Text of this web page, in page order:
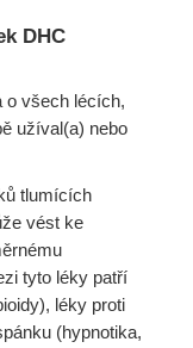
DHC
o všech lécích,
užíval(a) nebo
tlumících
vést ke
tyto léky patří
léky proti
(hypnotika,